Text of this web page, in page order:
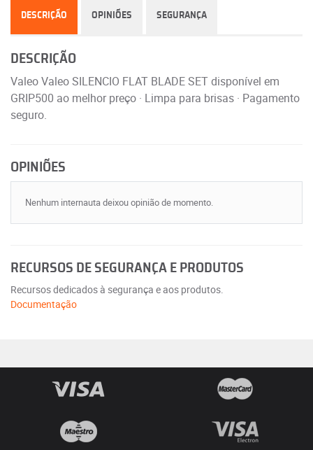
DESCRIÇÃO OPINIÕES SEGURANÇA
DESCRIÇÃO
Valeo Valeo SILENCIO FLAT BLADE SET disponível em
GRIP500 ao melhor preço · Limpa para brisas · Pagamento
seguro.
OPINIÕES
Nenhum internauta deixou opinião de momento.
RECURSOS DE SEGURANÇA E PRODUTOS
Recursos dedicados à segurança e aos produtos.
Documentação